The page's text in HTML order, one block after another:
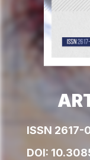
ISSN
DOI: